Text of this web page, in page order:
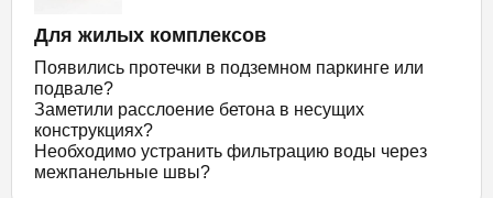
Для жилых комплексов
Появились протечки в подземном паркинге или
подвале?
Заметили расслоение бетона в несущих
конструкциях?
Необходимо устранить фильтрацию воды через
межпанельные швы?